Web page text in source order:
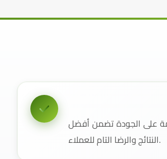
على الجودة تضمن أفضل
النتائج والرضا التام للعملاء.